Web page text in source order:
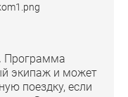
Программа
экипаж и может
поездку, если